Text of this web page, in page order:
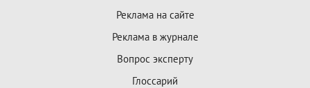
Реклама на сайте
Реклама в журнале
Вопрос эксперту
Глоссарий